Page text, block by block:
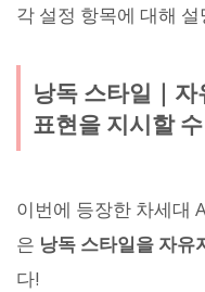
각 설정 항목에 대해
낭독 스타일｜
표현을 지시할
이번에 등장한 차세대
은 낭독 스타일을 자유
다!